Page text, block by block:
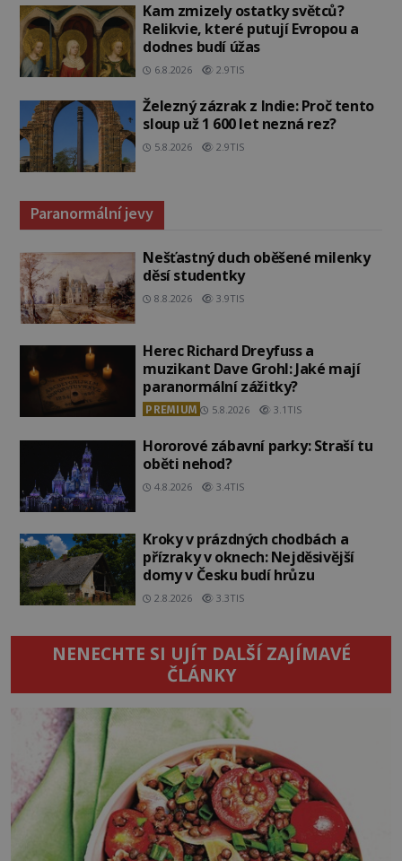
Kam zmizely ostatky světců?
Relikvie, které putují Evropou a
dodnes budí úžas
6.8.2026 2.9TIS
Železný zázrak z Indie: Proč tento
sloup už 1 600 let nezná rez?
5.8.2026 2.9TIS
Paranormální jevy
Nešťastný duch oběšené milenky
děsí studentky
8.8.2026 3.9TIS
Herec Richard Dreyfuss a
muzikant Dave Grohl: Jaké mají
paranormální zážitky?
PREMIUM 5.8.2026 3.1TIS
Hororové zábavní parky: Straší tu
oběti nehod?
4.8.2026 3.4TIS
Kroky v prázdných chodbách a
přízraky v oknech: Nejděsivější
domy v Česku budí hrůzu
2.8.2026 3.3TIS
NENECHTE SI UJÍT DALŠÍ ZAJÍMAVÉ
ČLÁNKY